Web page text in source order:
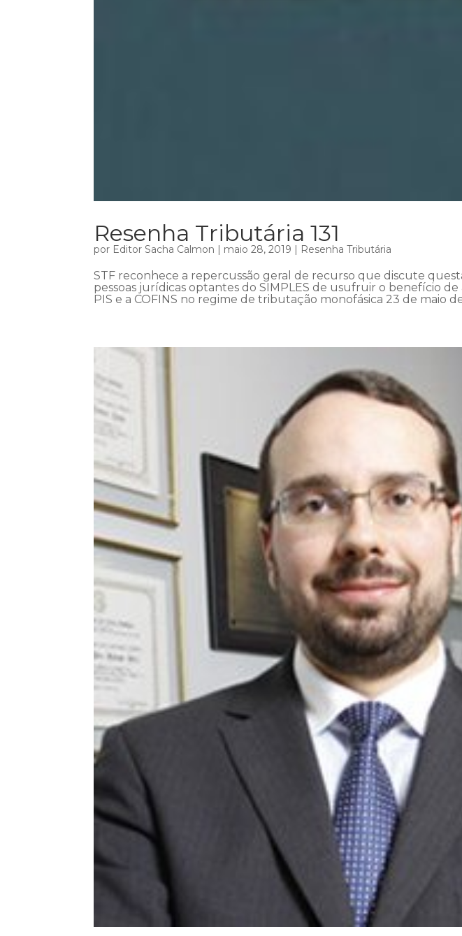
Resenha Tributária 131
por Editor Sacha Calmon | maio 28, 2019 | Resenha Tributária
STF reconhece a repercussão geral de recurso que discute
pessoas jurídicas optantes do SIMPLES de usufruir o benefício
PIS e a COFINS no regime de tributação monofásica 23 de maio de